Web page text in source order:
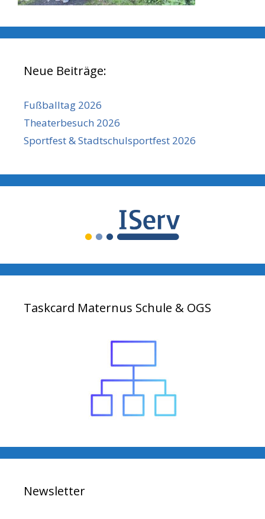
Neue Beiträge:
Fußballtag 2026
Theaterbesuch 2026
Sportfest & Stadtschulsportfest 2026
Taskcard Maternus Schule & OGS
Newsletter